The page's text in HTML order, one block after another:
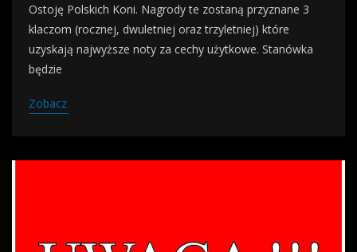
Ostoję Polskich Koni. Nagrody te zostaną przyznane 3
klaczom (rocznej, dwuletniej oraz trzyletniej) które
uzyskają najwyższe noty za cechy użytkowe. Stanówka
będzie
Zobacz